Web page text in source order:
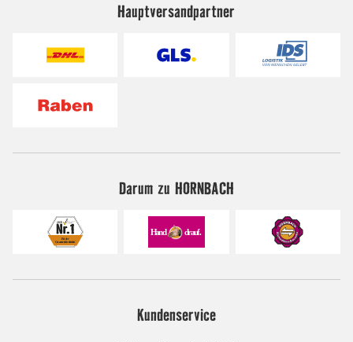
Hauptversandpartner
Darum zu HORNBACH
Kundenservice